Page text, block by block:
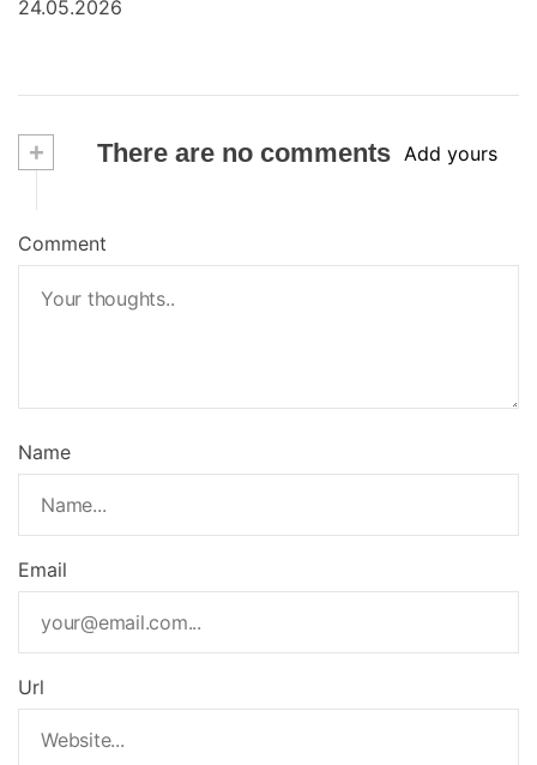
24.05.2026
+ There are no comments Add yours
Comment
Name
Email
Url